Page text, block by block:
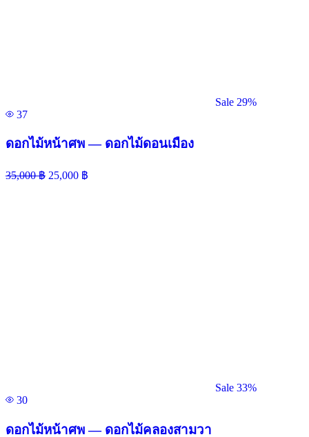
Sale 29%
37
ดอกไม้หน้าศพ — ดอกไม้ดอนเมือง
35,000฿ 25,000 ฿
Sale 33%
30
ดอกไม้หน้าศพ — ดอกไม้คลองสามวา